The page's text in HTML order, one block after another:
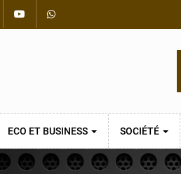
ECO ET BUSINESS SOCIÉTÉ